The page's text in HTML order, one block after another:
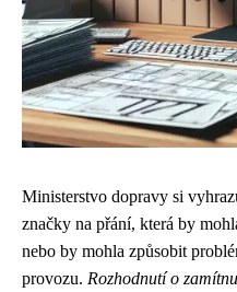
Ministerstvo dopravy si
značky na přání, která by
nebo by mohla způsobit
provozu. Rozhodnutí o